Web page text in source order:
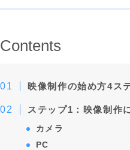
Contents
映像制作の始め方4ス
ステップ1：映像制作
カメラ
PC